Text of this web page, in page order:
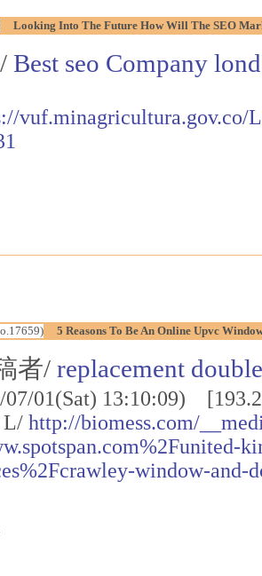
Looking Into The Future How Will The SEO
Best seo Company
vuf.minagricultura.gov.co/
5 Reasons To Be An Online Upvc
者/ replacement
07/01(Sat) 13:10:09)
L/ http://biomess.com/
window-and-